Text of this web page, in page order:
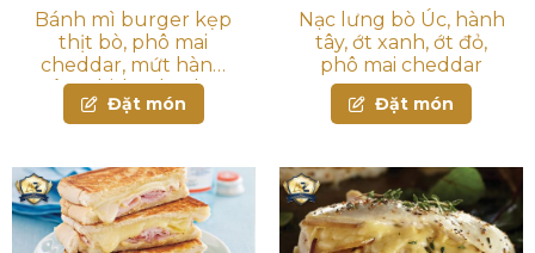
Bánh mì burger kẹp
thịt bò, phô mai
cheddar, mứt hành
tây, whisky, dưa leo
muối chua, rau xà
tây chiên
Đặt món
Nạc lưng bò Úc, hành
tây, ớt xanh, ớt đỏ,
phô mai cheddar
Đặt món